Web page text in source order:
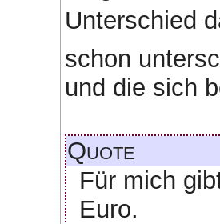
Unterschied
schon
und die sich
Quote
Für mich
Euro.